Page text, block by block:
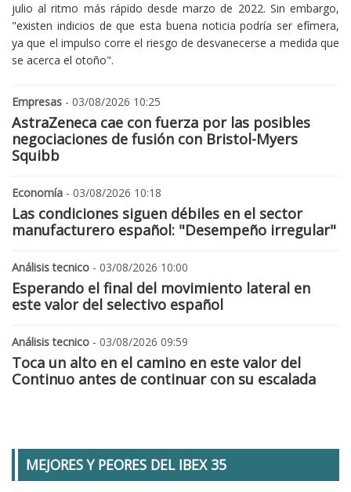
julio al ritmo más rápido desde marzo de 2022. Sin embargo,
"existen indicios de que esta buena noticia podría ser efímera,
ya que el impulso corre el riesgo de desvanecerse a medida que
se acerca el otoño".
Empresas - 03/08/2026 10:25
AstraZeneca cae con fuerza por las posibles
negociaciones de fusión con Bristol-Myers
Squibb
Economía - 03/08/2026 10:18
Las condiciones siguen débiles en el sector
manufacturero español: "Desempeño irregular"
Análisis tecnico - 03/08/2026 10:00
Esperando el final del movimiento lateral en
este valor del selectivo español
Análisis tecnico - 03/08/2026 09:59
Toca un alto en el camino en este valor del
Continuo antes de continuar con su escalada
MEJORES Y PEORES DEL IBEX 35